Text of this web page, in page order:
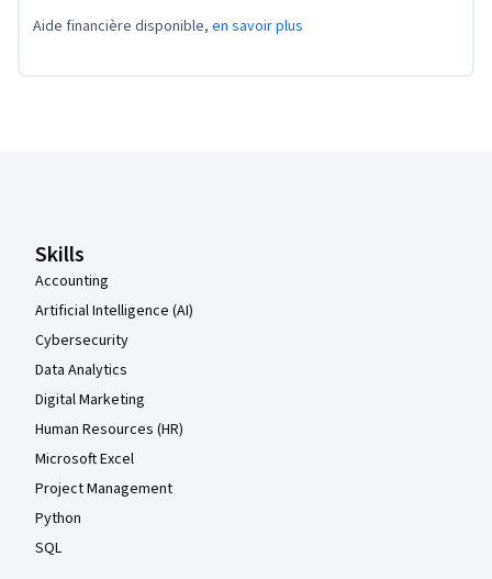
Aide financière disponible, en savoir plus
Skills
Accounting
Artificial Intelligence (AI)
Cybersecurity
Data Analytics
Digital Marketing
Human Resources (HR)
Microsoft Excel
Project Management
Python
SQL